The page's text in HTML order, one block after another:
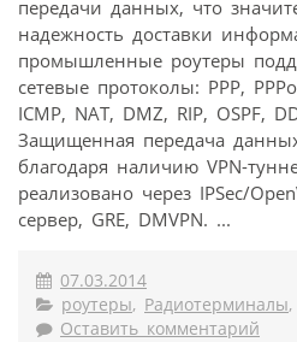
передачи данных, что
надежность доставки
промышленные роутеры
сетевые протоколы: PPP,
ICMP, NAT, DMZ, RIP, OSPF,
Защищенная передача
благодаря наличию VPN-
реализовано через IPSec/
сервер, GRE, DMVPN. ...
07.03.2014
роутеры, Радиотерминалы,
Оставить комментарий